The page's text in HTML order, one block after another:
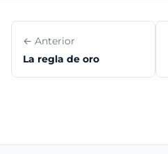
← Anterior
La regla de oro